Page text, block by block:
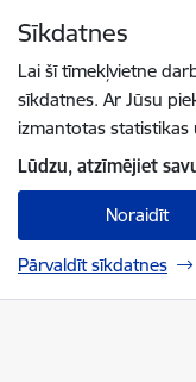
Sīkdatnes
Lai šī tīmekļvietne
sīkdatnes. Ar Jūsu
izmantotas
Lūdzu, atzīmējiet
Noraidīt
Pārvaldīt sīkdatnes